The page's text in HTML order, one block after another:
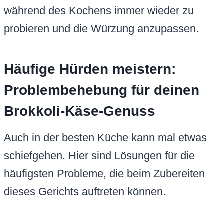
während des Kochens immer wieder zu
probieren und die Würzung anzupassen.
Häufige Hürden meistern:
Problembehebung für deinen
Brokkoli-Käse-Genuss
Auch in der besten Küche kann mal etwas
schiefgehen. Hier sind Lösungen für die
häufigsten Probleme, die beim Zubereiten
dieses Gerichts auftreten können.